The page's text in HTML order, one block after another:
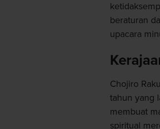
beraturan
upacara
Chojiro
tahun yang
membuat
spiritual